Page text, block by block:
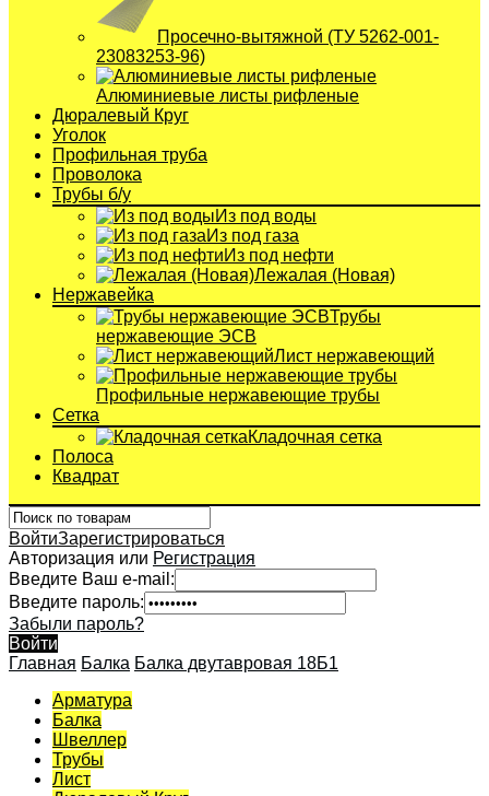
Просечно-вытяжной (ТУ 5262-001-
23083253-96)
Алюминиевые листы рифленые
Дюралевый Круг
Уголок
Профильная труба
Проволока
Трубы б/у
Из под воды
Из под газа
Из под нефти
Лежалая (Новая)
Нержавейка
Трубы
нержавеющие ЭСВ
Лист нержавеющий
Профильные нержавеющие трубы
Сетка
Кладочная сетка
Полоса
Квадрат
ВойтиЗарегистрироваться
Авторизация или Регистрация
Введите Ваш e-mail:
Введите пароль:
Забыли пароль?
Войти
Главная Балка Балка двутавровая 18Б1
Арматура
Балка
Швеллер
Трубы
Лист